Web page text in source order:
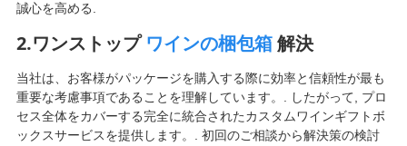
誠心を高める.
2.ワンストップワインの梱包箱解決
当社は、お客様がパッケージを購入する際に効率と信頼性が最も
重要な考慮事項であることを理解しています。. したがって, プロ
セス全体をカバーする完全に統合されたカスタムワインギフトボ
ックスサービスを提供します。. 初回のご相談から解決策の検討